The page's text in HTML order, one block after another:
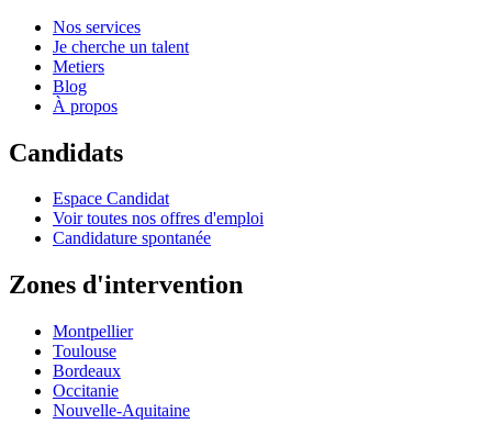
Nos services
Je cherche un talent
Metiers
Blog
À propos
Candidats
Espace Candidat
Voir toutes nos offres d'emploi
Candidature spontanée
Zones d'intervention
Montpellier
Toulouse
Bordeaux
Occitanie
Nouvelle-Aquitaine